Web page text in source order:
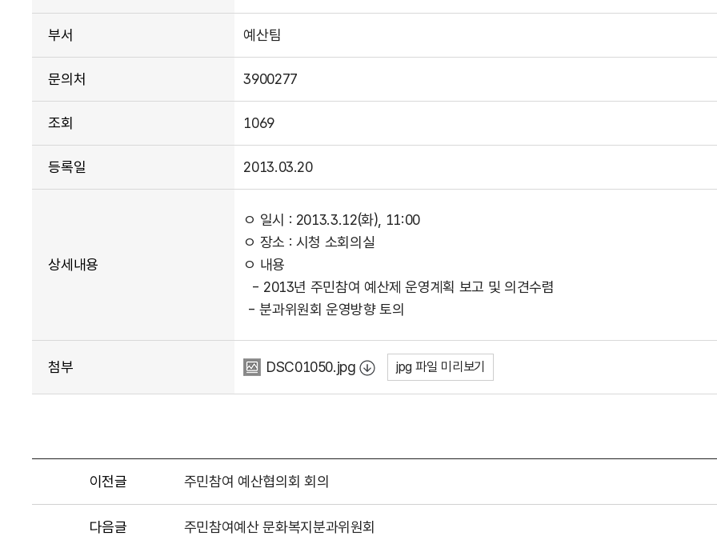
부서 예산팀
문의처 3900277
조회 1069
등록일 2013.03.20
상세내용
ㅇ 일시 : 2013.3.12(화), 11:00
ㅇ 장소 : 시청 소회의실
ㅇ 내용
- 2013년 주민참여 예산제 운영계획 보고 및 의견수렴
- 분과위원회 운영방향 토의
첨부 DSC01050.jpg jpg 파일 미리보기
이전글 주민참여 예산협의회 회의
다음글 주민참여예산 문화복지분과위원회